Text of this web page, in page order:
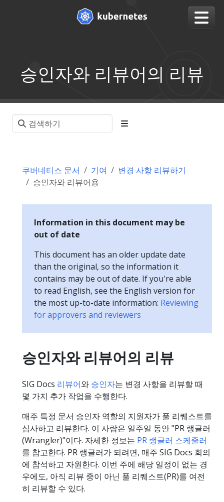
승인자와 리뷰어의 리뷰
쿠버네티스 문서 기여
변경 사항 리뷰하기
승인자와 리뷰어용
Information in this document may be
out of date
This document has an older update date
than the original, so the information it
contains may be out of date. If you're able
to read English, see the English version for
the most up-to-date information: Reviewing
for approvers and reviewers
승인자와 리뷰어의 리뷰
SIG Docs 리뷰어와 승인자는 변경 사항을 리뷰할 때
몇 가지 추가 작업을 수행한다.
매주 특정 문서 승인자 역할의 지원자가 풀 리퀘스트를
심사하고 리뷰한다. 이 사람은 일주일 동안 "PR 랭글러
(Wrangler)"이다. 자세한 정보는 PR 랭글러 스케줄러
를 참고한다. PR 랭글러가 되려면, 매주 SIG Docs 회의
에 참석하고 자원한다. 이번 주에 해당 일정이 없는 경
우에도, 아직 리뷰 중이 아닌 풀 리퀘스트(PR)를 여전
히 리뷰할 수 있다.